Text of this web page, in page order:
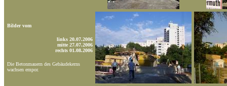
Bilder vom
links 20.07.2006
mitte 27.07.2006
rechts 01.08.2006
Die Betonmauern des Gebäudekerns
wachsen empor.